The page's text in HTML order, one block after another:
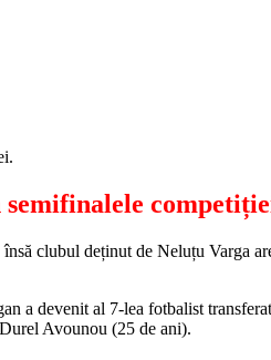
clubul deținut de Neluțu Varga
a devenit al 7-lea fotbalist
Avounou (25 de ani).